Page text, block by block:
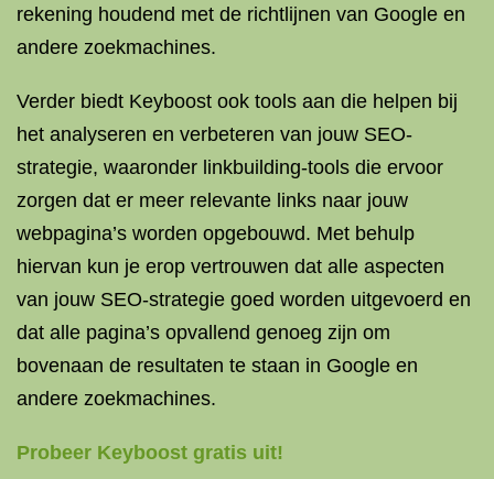
rekening houdend met de richtlijnen van Google en
andere zoekmachines.
Verder biedt Keyboost ook tools aan die helpen bij
het analyseren en verbeteren van jouw SEO-
strategie, waaronder linkbuilding-tools die ervoor
zorgen dat er meer relevante links naar jouw
webpagina’s worden opgebouwd. Met behulp
hiervan kun je erop vertrouwen dat alle aspecten
van jouw SEO-strategie goed worden uitgevoerd en
dat alle pagina’s opvallend genoeg zijn om
bovenaan de resultaten te staan ​​in Google en
andere zoekmachines.
Probeer Keyboost gratis uit!